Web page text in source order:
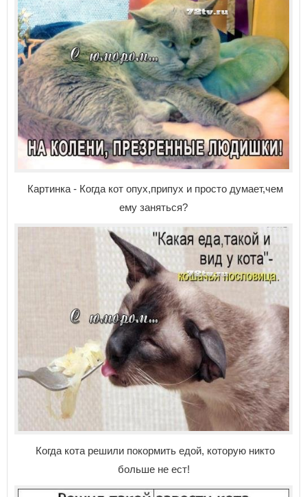
Картинка - Когда кот опух,припух и просто думает,чем
ему заняться?
Когда кота решили покормить едой, которую никто
больше не ест!